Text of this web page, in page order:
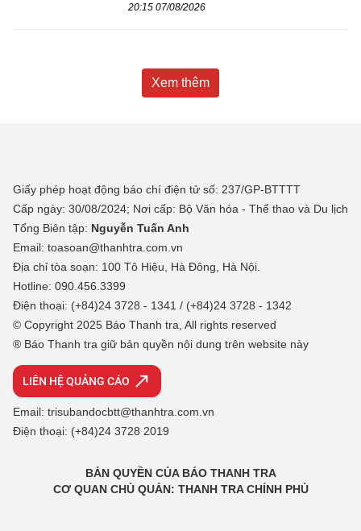
20:15 07/08/2026
Xem thêm
Giấy phép hoạt động báo chí điện tử số: 237/GP-BTTTT
Cấp ngày: 30/08/2024; Nơi cấp: Bộ Văn hóa - Thể thao và Du lịch
Tổng Biên tập: Nguyễn Tuấn Anh
Email: toasoan@thanhtra.com.vn
Địa chỉ tòa soạn: 100 Tô Hiệu, Hà Đông, Hà Nội.
Hotline: 090.456.3399
Điện thoại: (+84)24 3728 - 1341 / (+84)24 3728 - 1342
© Copyright 2025 Báo Thanh tra, All rights reserved
® Báo Thanh tra giữ bản quyền nội dung trên website này
LIÊN HỆ QUẢNG CÁO
Email: trisubandocbtt@thanhtra.com.vn
Điện thoại: (+84)24 3728 2019
BẢN QUYỀN CỦA BÁO THANH TRA
CƠ QUAN CHỦ QUẢN: THANH TRA CHÍNH PHỦ